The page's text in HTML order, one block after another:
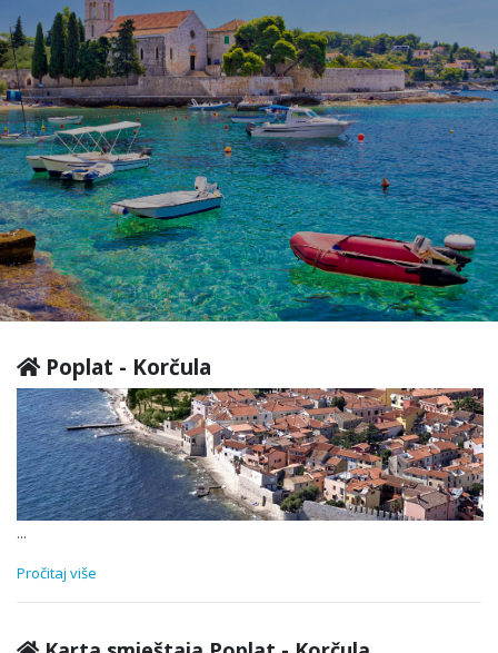
Poplat - Korčula
...
Pročitaj više